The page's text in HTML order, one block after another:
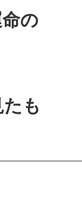
の
たも